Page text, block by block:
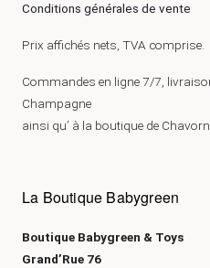
Conditions générales de vente
Prix affichés nets, TVA comprise.
Commandes en ligne 7/7,
Champagne
ainsi qu’ à la boutique de
La Boutique Babygreen
Boutique Babygreen & Toys
Grand’Rue 76